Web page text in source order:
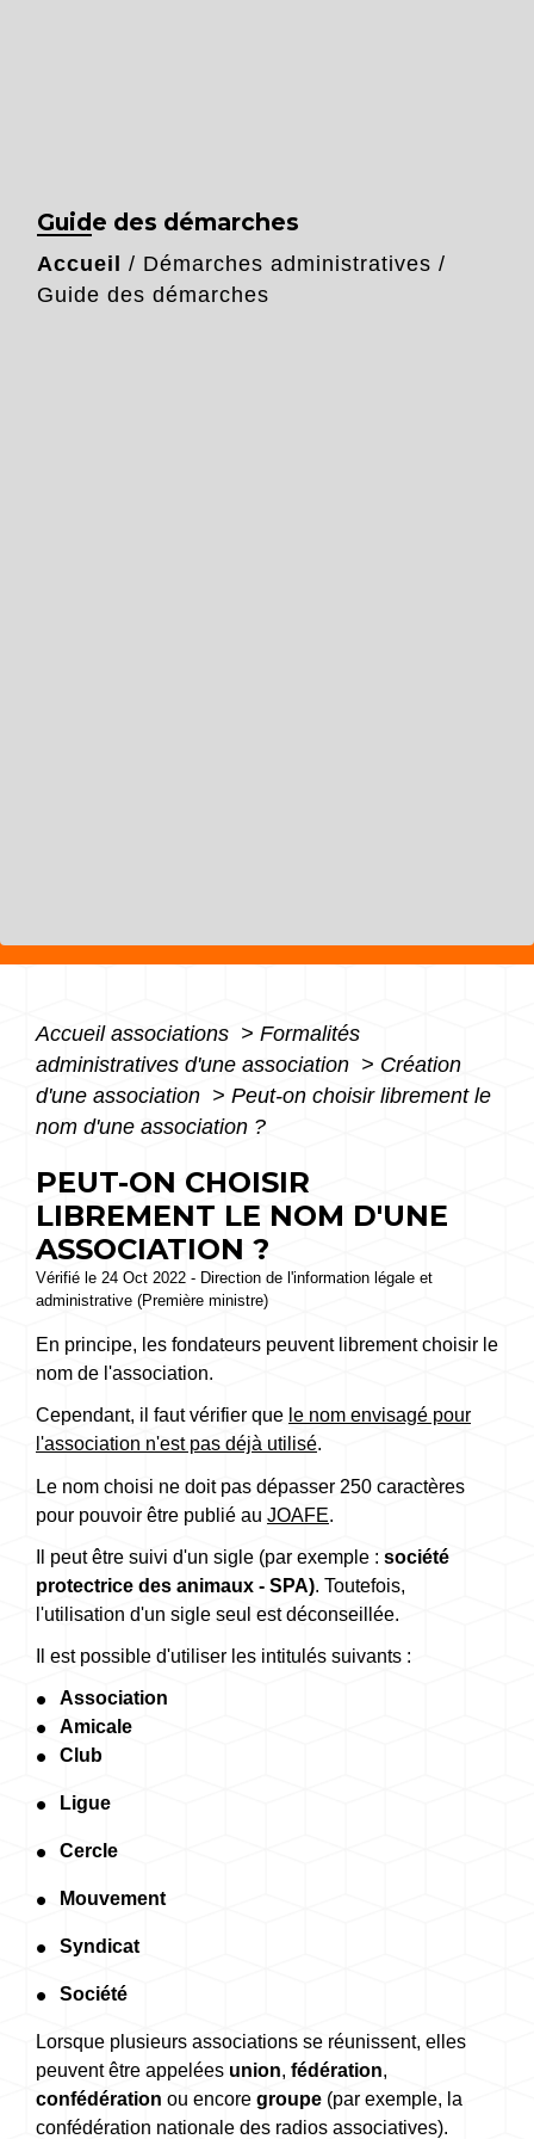
Guide des démarches
Accueil / Démarches administratives /
Guide des démarches
Accueil associations > Formalités
administratives d'une association > Création
d'une association > Peut-on choisir librement le
nom d'une association ?
PEUT-ON CHOISIR
LIBREMENT LE NOM D'UNE
ASSOCIATION ?
Vérifié le 24 Oct 2022 - Direction de l'information légale et
administrative (Première ministre)
En principe, les fondateurs peuvent librement choisir le
nom de l'association.
Cependant, il faut vérifier que le nom envisagé pour
l'association n'est pas déjà utilisé.
Le nom choisi ne doit pas dépasser 250 caractères
pour pouvoir être publié au JOAFE.
Il peut être suivi d'un sigle (par exemple : société
protectrice des animaux - SPA). Toutefois,
l'utilisation d'un sigle seul est déconseillée.
Il est possible d'utiliser les intitulés suivants :
Association
Amicale
Club
Ligue
Cercle
Mouvement
Syndicat
Société
Lorsque plusieurs associations se réunissent, elles
peuvent être appelées union, fédération,
confédération ou encore groupe (par exemple, la
confédération nationale des radios associatives).